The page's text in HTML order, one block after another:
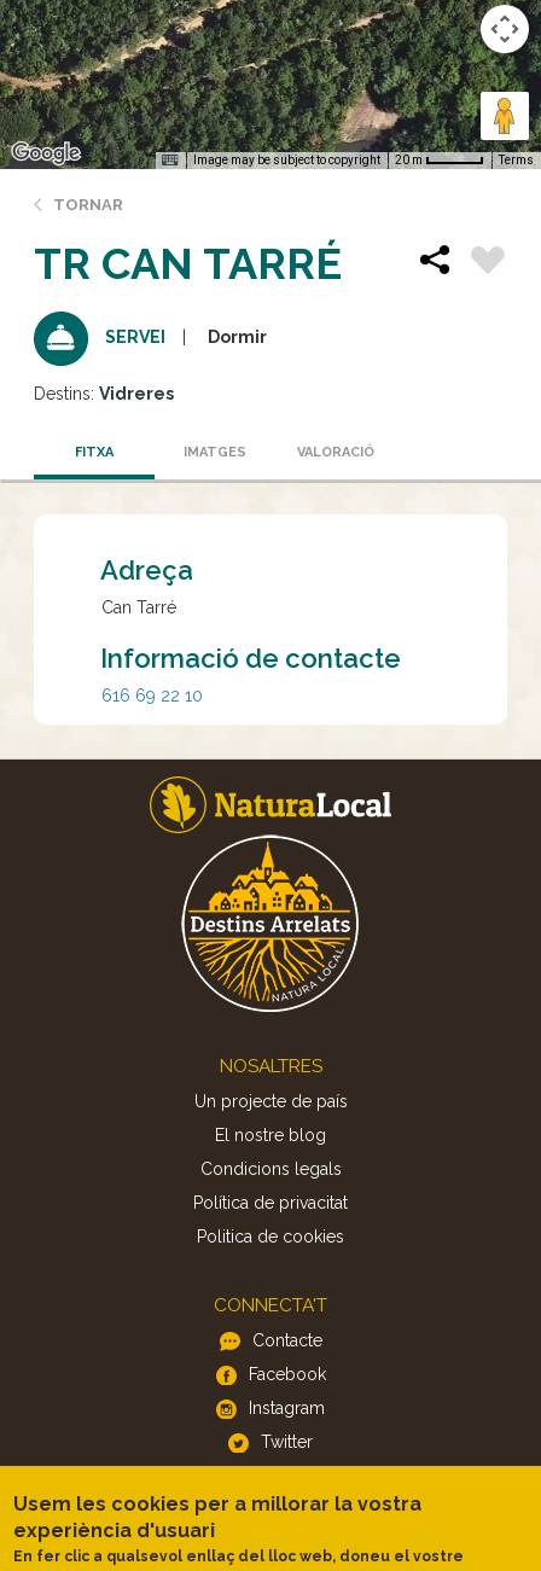
Image may be subject to copyright 20 m Terms
TORNAR
TR CAN TARRÉ
SERVEI Dormir
Destins: Vidreres
FITXA IMATGES VALORACIÓ
Adreça
Can Tarré
Informació de contacte
616 69 22 10
NOSALTRES
Un projecte de país
El nostre blog
Condicions legals
Política de privacitat
Politica de cookies
CONNECTA'T
Contacte
Facebook
Instagram
Twitter
APP
iOS
Usem les cookies per a millorar la vostra
experiència d'usuari
En fer clic a qualsevol enllaç del lloc web, doneu el vostre